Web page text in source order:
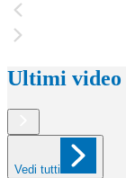
Ultimi video
Vedi tutti